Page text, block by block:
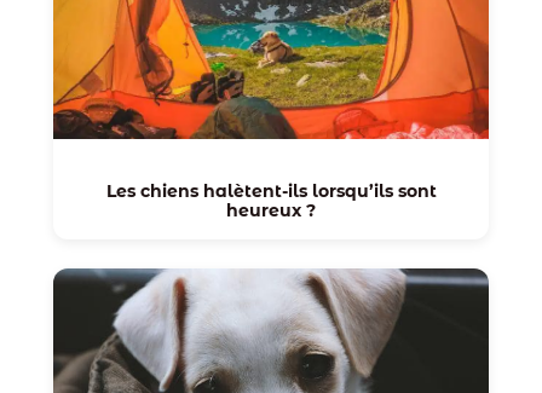
Les chiens halètent-ils lorsqu’ils sont
heureux ?